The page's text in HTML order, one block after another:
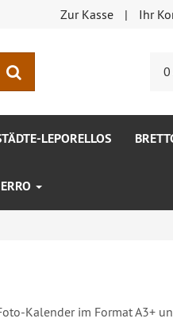
Zur Kasse Ihr
0
LEPORELLOS
Kalender im Format A3+